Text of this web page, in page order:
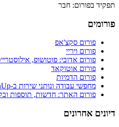
תפקיד בפורום: חבר
פורומים
פורום סקצ'אפ
פורום ויריי
פורום אדובי: פוטושופ,
פורום אוטוקאד
פורום הדמיות
מחפשי עבודה ונותני שירות ב-SketchUp
פורום האתר: חדשות, תוספות
דיונים אחרונים